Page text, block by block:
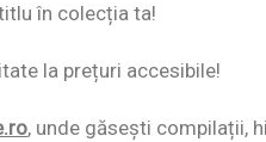
în colecția ta!
la prețuri accesibile!
, unde găsești compilații,